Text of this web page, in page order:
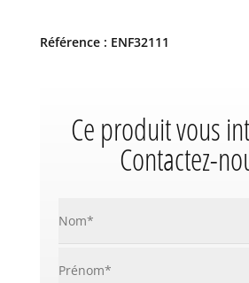
Référence : ENF32111
Ce produit vous
Contactez-